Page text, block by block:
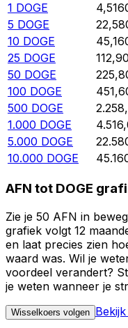
1 DOGE
5 DOGE
10 DOGE
25 DOGE
50 DOGE
100 DOGE
500 DOGE
1.000 DOGE
5.000 DOGE
10.000 DOGE
AFN tot DOGE
Zie je 50 AFN in
grafiek volgt 12
en laat precies zien
waard was. Wil je
voordeel verandert?
je weten wanneer je
Wisselkoers volgen